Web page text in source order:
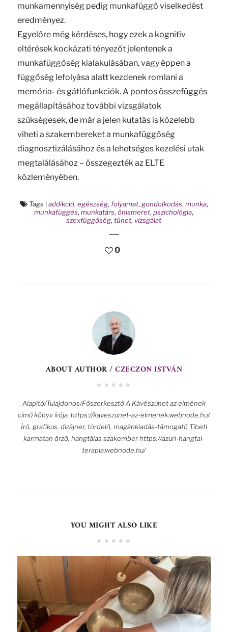
munkamennyiség pedig munkafüggő viselkedést
eredményez.
Egyelőre még kérdéses, hogy ezek a kognitív
eltérések kockázati tényezőt jelentenek a
munkafüggőség kialakulásában, vagy éppen a
függőség lefolyása alatt kezdenek romlani a
memória- és gátlófunkciók. A pontos összefüggés
megállapításához további vizsgálatok
szükségesek, de már a jelen kutatás is közelebb
viheti a szakembereket a munkafüggőség
diagnosztizálásához és a lehetséges kezelési utak
megtalálásához – összegezték az ELTE
közleményében.
Tags addikció, egészség, folyamat, gondolkodás, munka,
munkafüggés,munkatárs,önismeret,pszichológia,
szexfüggőség,tünet, vizsgálat
0
ABOUT AUTHOR /CZECZON ISTVÁN
Alapító/Tulajdonos/Főszerkesztő A Kávészünet az elmének
című könyv írója. https://kaveszunet-az-elmenek.webnode.hu/
Író, grafikus, dizájner, tördelő, magánkiadás-támogató Tibeti
karmatan őrző, hangtálas szakember https://azuri-hangtal-
terapia.webnode.hu/
YOU MIGHT ALSO LIKE